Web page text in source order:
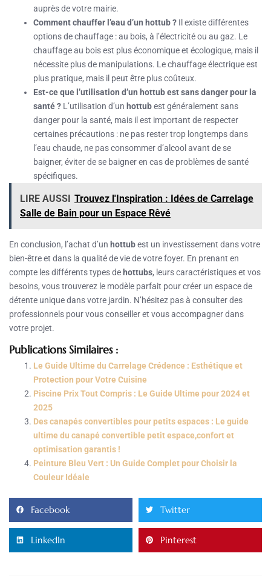
auprès de votre mairie.
Comment chauffer l’eau d’un hottub ? Il existe différentes
options de chauffage : au bois, à l’électricité ou au gaz. Le
chauffage au bois est plus économique et écologique, mais il
nécessite plus de manipulations. Le chauffage électrique est
plus pratique, mais il peut être plus coûteux.
Est-ce que l’utilisation d’un hottub est sans danger pour la
santé ? L’utilisation d’un hottubest généralement sans
danger pour la santé, mais il est important de respecter
certaines précautions : ne pas rester trop longtemps dans
l’eau chaude, ne pas consommer d’alcool avant de se
baigner, éviter de se baigner en cas de problèmes de santé
spécifiques.
LIRE AUSSI Trouvez l'Inspiration : Idées de Carrelage
Salle de Bain pour un Espace Rêvé
En conclusion, l’achat d’un hottubest un investissement dans votre
bien-être et dans la qualité de vie de votre foyer. En prenant en
compte les différents types dehottubs, leurs caractéristiques et vos
besoins, vous trouverez le modèle parfait pour créer un espace de
détente unique dans votre jardin. N’hésitez pas à consulter des
professionnels pour vous conseiller et vous accompagner dans
votre projet.
Publications Similaires :
Le Guide Ultime du Carrelage Crédence : Esthétique et
Protection pour Votre Cuisine
Piscine Prix Tout Compris : Le Guide Ultime pour 2024 et
2025
Des canapés convertibles pour petits espaces : Le guide
ultime du canapé convertible petit espace,confort et
optimisation garantis !
Peinture Bleu Vert : Un Guide Complet pour Choisir la
Couleur Idéale
Facebook Twitter
LinkedIn Pinterest